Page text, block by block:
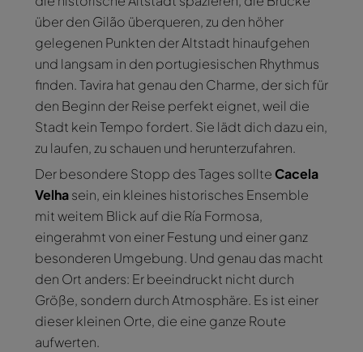
über den Gilão überqueren, zu den höher
gelegenen Punkten der Altstadt hinaufgehen
und langsam in den portugiesischen Rhythmus
finden. Tavira hat genau den Charme, der sich für
den Beginn der Reise perfekt eignet, weil die
Stadt kein Tempo fordert. Sie lädt dich dazu ein,
zu laufen, zu schauen und herunterzufahren.
Der besondere Stopp des Tages sollte Cacela
Velhasein, ein kleines historisches Ensemble
mit weitem Blick auf die Ría Formosa,
eingerahmt von einer Festung und einer ganz
besonderen Umgebung. Und genau das macht
den Ort anders: Er beeindruckt nicht durch
Größe, sondern durch Atmosphäre. Es ist einer
dieser kleinen Orte, die eine ganze Route
aufwerten.